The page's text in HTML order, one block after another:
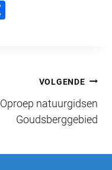
VOLGENDE
Oproep natuurgidsen
Goudsberggebied